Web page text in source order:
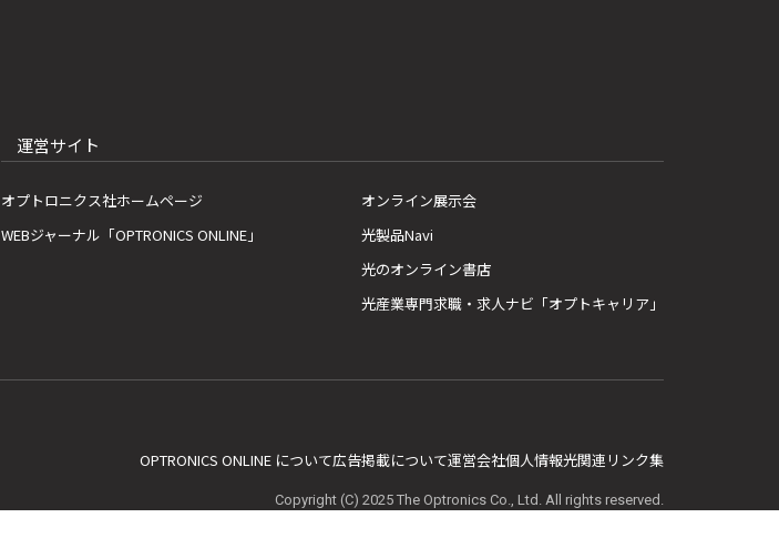
運営サイト
オプトロニクス社ホームページ
WEBジャーナル「OPTRONICS ONLINE」
オンライン展示会
光製品Navi
光のオンライン書店
光産業専門求職・求人ナビ「オプトキャリア」
OPTRONICS ONLINE について広告掲載について運営会社個人情報光関連リンク集
Copyright (C) 2025 The Optronics Co., Ltd. All rights reserved.